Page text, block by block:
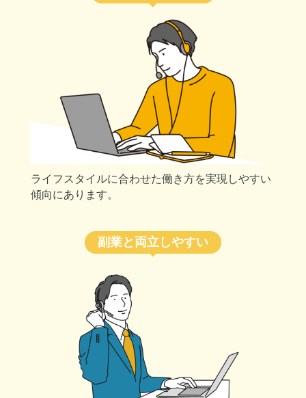
ライフスタイルに合わせた働き方を実現しやすい
傾向にあります。
副業と両立しやすい